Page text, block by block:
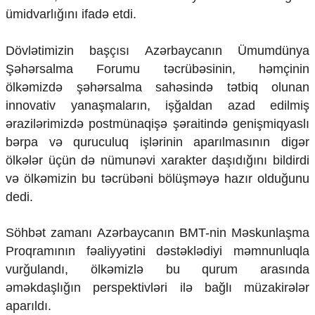
ümidvarlığını ifadə etdi.
Dövlətimizin başçısı Azərbaycanın Ümumdünya
Şəhərsalma Forumu təcrübəsinin, həmçinin
ölkəmizdə şəhərsalma sahəsində tətbiq olunan
innovativ yanaşmaların, işğaldan azad edilmiş
ərazilərimizdə postmünaqişə şəraitində genişmiqyaslı
bərpa və quruculuq işlərinin aparılmasının digər
ölkələr üçün də nümunəvi xarakter daşıdığını bildirdi
və ölkəmizin bu təcrübəni bölüşməyə hazır olduğunu
dedi.
Söhbət zamanı Azərbaycanın BMT-nin Məskunlaşma
Proqramının fəaliyyətini dəstəklədiyi məmnunluqla
vurğulandı, ölkəmizlə bu qurum arasında
əməkdaşlığın perspektivləri ilə bağlı müzakirələr
aparıldı.